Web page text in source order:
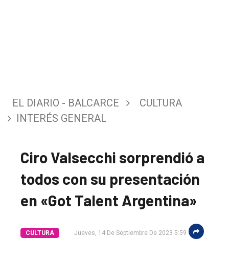
EL DIARIO - BALCARCE
CULTURA
INTERÉS GENERAL
Ciro Valsecchi sorprendió a
todos con su presentación
en «Got Talent Argentina»
CULTURA Jueves, 14 De Septiembre De 2023 5:59